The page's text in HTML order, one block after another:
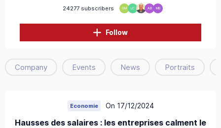
24277 subscribers GM LC AB MB
Follow
Company Events News Portraits
Economie On 17/12/2024
Hausses des salaires : les entreprises calment le